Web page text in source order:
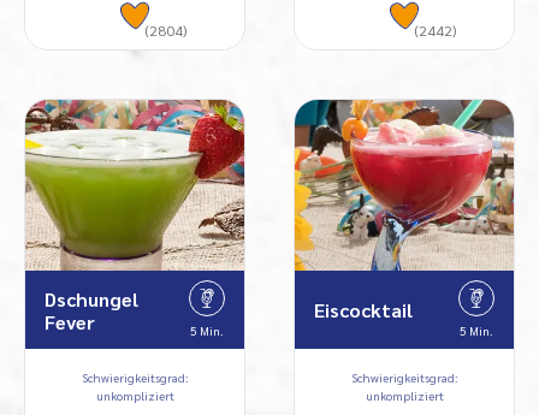
(2804) (2442)
Dschungel
Fever
5 Min.
Schwierigkeitsgrad:
unkompliziert
Eiscocktail
5 Min.
Schwierigkeitsgrad:
unkompliziert